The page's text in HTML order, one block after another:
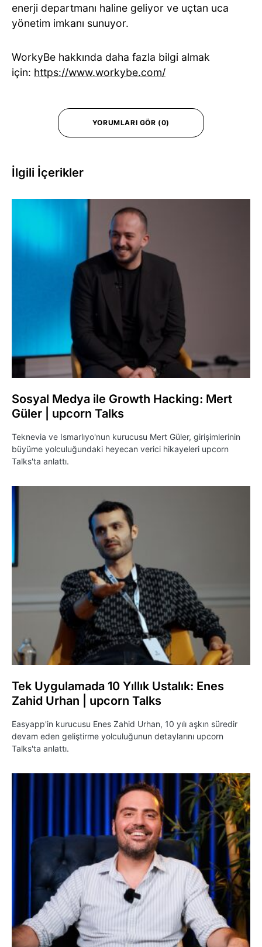
enerji departmanı haline geliyor ve uçtan uca
yönetim imkanı sunuyor.
WorkyBe hakkında daha fazla bilgi almak
için: https://www.workybe.com/
YORUMLARI GÖR (0)
İlgili İçerikler
Sosyal Medya ile Growth Hacking: Mert
Güler | upcorn Talks
Teknevia ve Ismarlıyo'nun kurucusu Mert Güler, girişimlerinin
büyüme yolculuğundaki heyecan verici hikayeleri upcorn
Talks'ta anlattı.
Tek Uygulamada 10 Yıllık Ustalık: Enes
Zahid Urhan | upcorn Talks
Easyapp'in kurucusu Enes Zahid Urhan, 10 yılı aşkın süredir
devam eden geliştirme yolculuğunun detaylarını upcorn
Talks'ta anlattı.